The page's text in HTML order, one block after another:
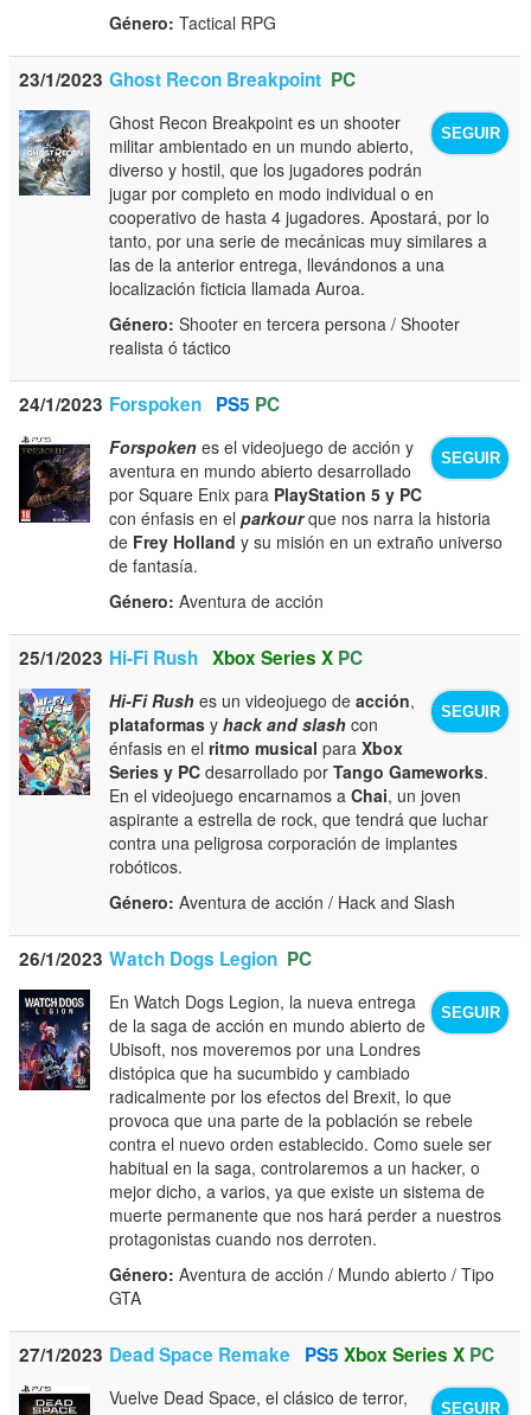
Género: Tactical RPG
23/1/2023 Ghost Recon Breakpoint PC
SEGUIR
Ghost Recon Breakpoint es un shooter
militar ambientado en un mundo abierto,
diverso y hostil, que los jugadores podrán
jugar por completo en modo individual o en
cooperativo de hasta 4 jugadores. Apostará, por lo
tanto, por una serie de mecánicas muy similares a
las de la anterior entrega, llevándonos a una
localización ficticia llamada Auroa.
Género: Shooter en tercera persona / Shooter
realista ó táctico
24/1/2023 Forspoken PS5 PC
SEGUIR
Forspoken es el videojuego de acción y
aventura en mundo abierto desarrollado
por Square Enix para PlayStation 5 y PC
con énfasis en elparkourque nos narra la historia
de Frey Holland y su misión en un extraño universo
de fantasía.
Género: Aventura de acción
25/1/2023 Hi-Fi Rush Xbox Series X PC
SEGUIR
Hi-Fi Rush es un videojuego deacción,
plataformas yhack and slash con
énfasis en elritmo musical paraXbox
Series y PC desarrollado porTango Gameworks.
En el videojuego encarnamos aChai, un joven
aspirante a estrella de rock, que tendrá que luchar
contra una peligrosa corporación de implantes
robóticos.
Género: Aventura de acción / Hack and Slash
26/1/2023 Watch Dogs Legion PC
SEGUIR
En Watch Dogs Legion, la nueva entrega
de la saga de acción en mundo abierto de
Ubisoft, nos moveremos por una Londres
distópica que ha sucumbido y cambiado
radicalmente por los efectos del Brexit, lo que
provoca que una parte de la población se rebele
contra el nuevo orden establecido. Como suele ser
habitual en la saga, controlaremos a un hacker, o
mejor dicho, a varios, ya que existe un sistema de
muerte permanente que nos hará perder a nuestros
protagonistas cuando nos derroten.
Género: Aventura de acción / Mundo abierto / Tipo
GTA
27/1/2023 Dead Space Remake PS5 Xbox Series X PC
SEGUIR
Vuelve Dead Space, el clásico de terror,